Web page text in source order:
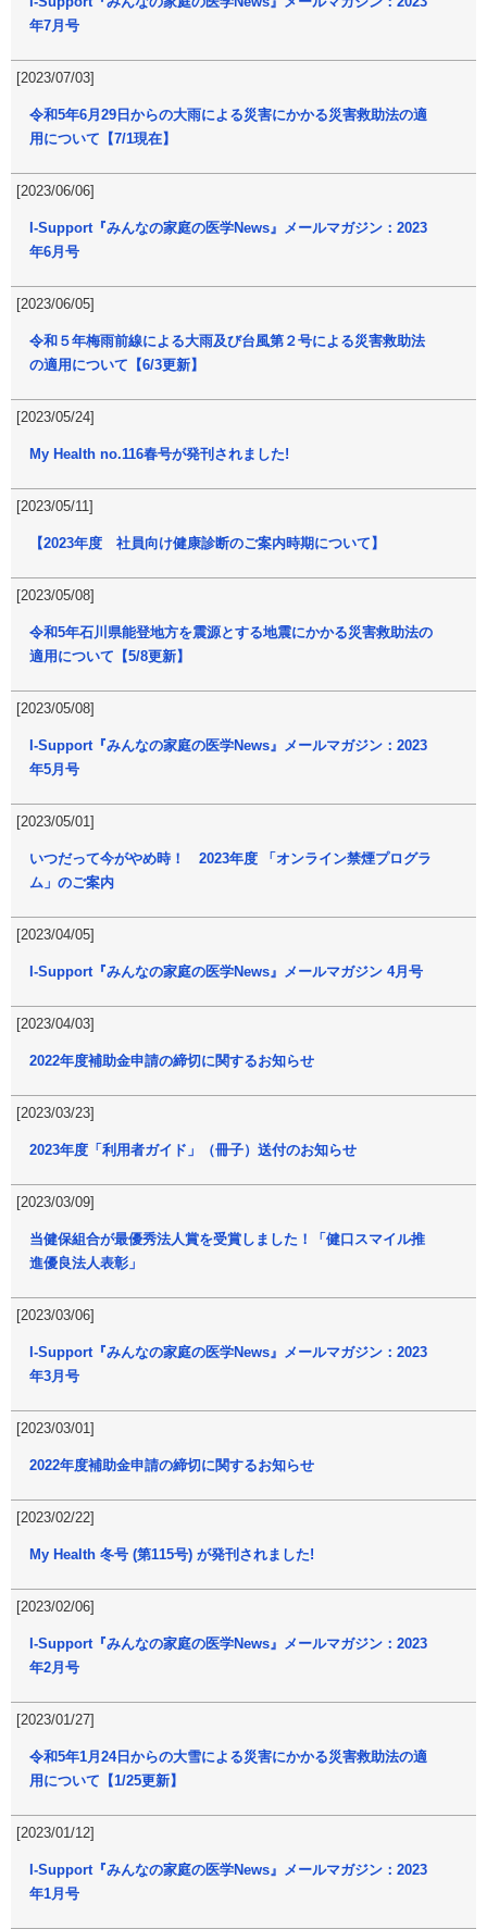
年7月号
[2023/07/03]
令和5年6月29日からの大雨による災害にかかる災害救助法の適
用について【7/1現在】
[2023/06/06]
I-Support『みんなの家庭の医学News』メールマガジン：2023
年6月号
[2023/06/05]
令和５年梅雨前線による大雨及び台風第２号による災害救助法
の適用について【6/3更新】
[2023/05/24]
My Health no.116春号が発刊されました!
[2023/05/11]
【2023年度 社員向け健康診断のご案内時期について】
[2023/05/08]
令和5年石川県能登地方を震源とする地震にかかる災害救助法の
適用について【5/8更新】
[2023/05/08]
I-Support『みんなの家庭の医学News』メールマガジン：2023
年5月号
[2023/05/01]
いつだって今がやめ時！ 2023年度 「オンライン禁煙プログラ
ム」のご案内
[2023/04/05]
I-Support『みんなの家庭の医学News』メールマガジン 4月号
[2023/04/03]
2022年度補助金申請の締切に関するお知らせ
[2023/03/23]
2023年度「利用者ガイド」（冊子）送付のお知らせ
[2023/03/09]
当健保組合が最優秀法人賞を受賞しました！「健口スマイル推
進優良法人表彰」
[2023/03/06]
I-Support『みんなの家庭の医学News』メールマガジン：2023
年3月号
[2023/03/01]
2022年度補助金申請の締切に関するお知らせ
[2023/02/22]
My Health 冬号 (第115号) が発刊されました!
[2023/02/06]
I-Support『みんなの家庭の医学News』メールマガジン：2023
年2月号
[2023/01/27]
令和5年1月24日からの大雪による災害にかかる災害救助法の適
用について【1/25更新】
[2023/01/12]
I-Support『みんなの家庭の医学News』メールマガジン：2023
年1月号